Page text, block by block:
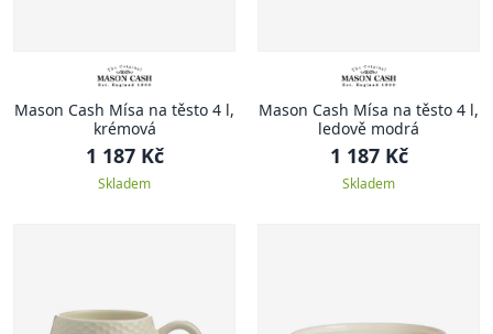
Mason Cash Mísa na těsto 4 l,
krémová
1 187 Kč
Skladem
Mason Cash Mísa na těsto 4 l,
ledově modrá
1 187 Kč
Skladem